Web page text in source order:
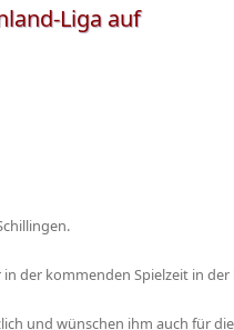
Liga auf
der kommenden Spielzeit in
und wünschen ihm auch für